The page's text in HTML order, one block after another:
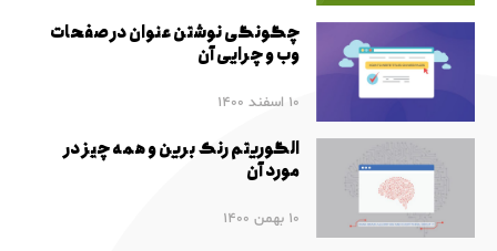
چگونگی نوشتن عنوان در صفحات
وب و چرایی آن
10 اسفند 1400
الگوریتم رنک برین و همه چیز در
مورد آن
10 بهمن 1400